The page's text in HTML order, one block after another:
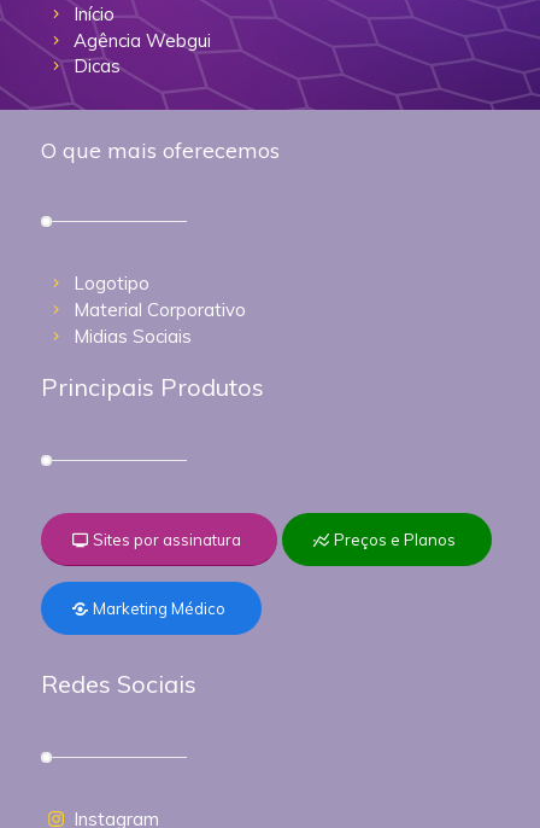
Início
Agência Webgui
Dicas
O que mais oferecemos
Logotipo
Material Corporativo
Midias Sociais
Principais Produtos
Sites por assinatura Preços e Planos
Marketing Médico
Redes Sociais
Instagram